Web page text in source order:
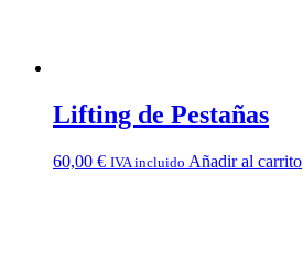
Lifting de Pestañas
60,00 € IVA incluido Añadir al carrito